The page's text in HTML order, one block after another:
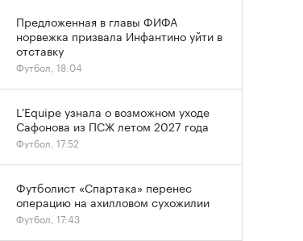
Предложенная в главы ФИФА
норвежка призвала Инфантино уйти в
отставку
Футбол, 18:04
L'Equipe узнала о возможном уходе
Сафонова из ПСЖ летом 2027 года
Футбол, 17:52
Футболист «Спартака» перенес
операцию на ахилловом сухожилии
Футбол, 17:43